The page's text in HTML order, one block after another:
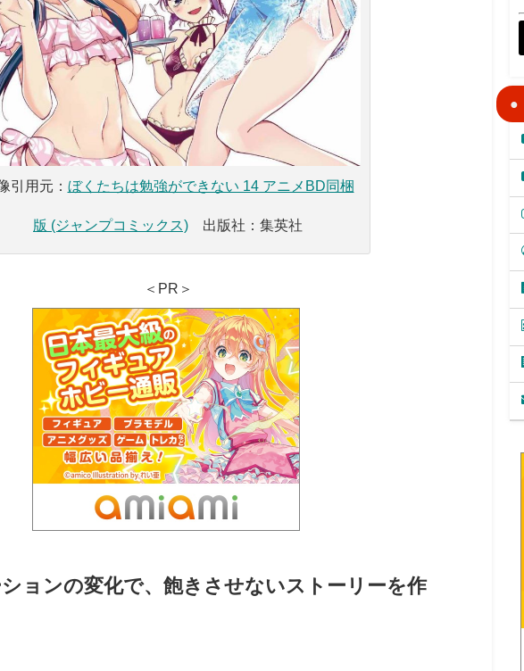
引用元： ぼくたちは勉強ができない 14 アニメBD同梱
版 (ジャンプコミックス) 出版社：集英社
＜PR＞
ョンの変化で、飽きさせないストーリーを作